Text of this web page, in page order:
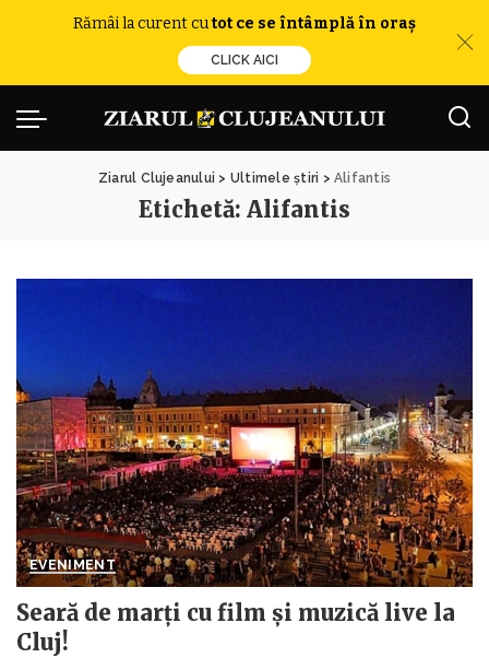
Rămâi la curent cutot ce se întâmplă în oraș
CLICK AICI
Ziarul Clujeanului > Ultimele știri > Alifantis
Etichetă: Alifantis
EVENIMENT
Seară de marți cu film și muzică live la
Cluj!